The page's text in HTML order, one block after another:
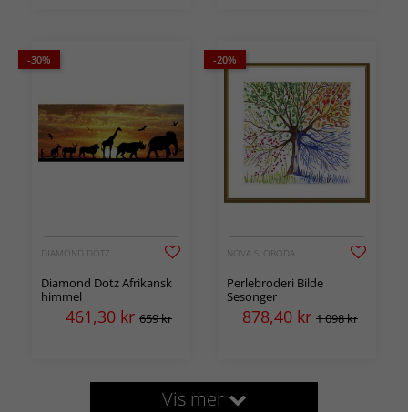
-30%
DIAMOND DOTZ
Diamond Dotz Afrikansk
himmel
461,30 kr 659 kr
-20%
NOVA SLOBODA
Perlebroderi Bilde
Sesonger
878,40 kr 1 098 kr
Vis mer